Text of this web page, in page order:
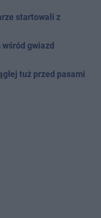
startowali z
wśród gwiazd
tuż przed pasami